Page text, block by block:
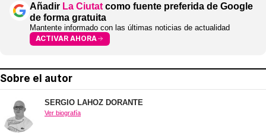
Añadir La Ciutat como fuente preferida de Google
de forma gratuita
Mantente informado con las últimas noticias de actualidad
ACTIVAR AHORA
Sobre el autor
SERGIO LAHOZ DORANTE
Ver biografía